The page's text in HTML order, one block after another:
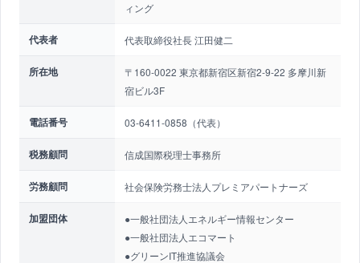
ィング
代表者 代表取締役社長 江田健二
所在地
〒160-0022 東京都新宿区新宿2-9-22 多摩川新
宿ビル3F
電話番号 03-6411-0858（代表）
税務顧問 信成国際税理士事務所
労務顧問 社会保険労務士法人プレミアパートナーズ
加盟団体
●一般社団法人エネルギー情報センター
●一般社団法人エコマート
●グリーンIT推進協議会